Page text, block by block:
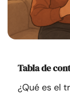
Recursos
Tabla de
¿Qué es el